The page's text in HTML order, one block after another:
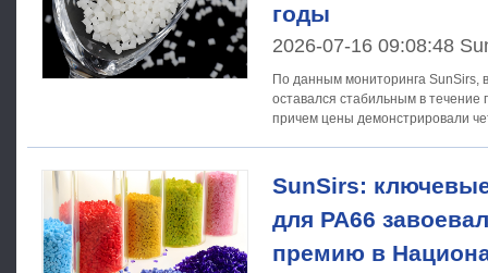
годы
2026-07-16 09:08:48
По данным мониторинга SunSirs,
оставался стабильным в
причем цены демонстрировали
SunSirs:
для PA66
премию в